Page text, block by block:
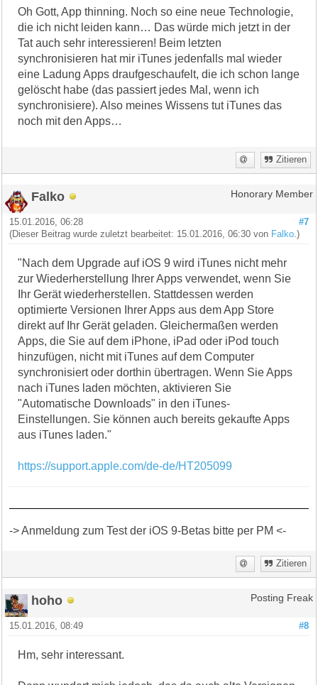
Oh Gott, App thinning. Noch so eine neue Technologie,
die ich nicht leiden kann… Das würde mich jetzt in der
Tat auch sehr interessieren! Beim letzten
synchronisieren hat mir iTunes jedenfalls mal wieder
eine Ladung Apps draufgeschaufelt, die ich schon lange
gelöscht habe (das passiert jedes Mal, wenn ich
synchronisiere). Also meines Wissens tut iTunes das
noch mit den Apps…
Zitieren
Falko Honorary Member
#7
15.01.2016, 06:28
(Dieser Beitrag wurde zuletzt bearbeitet: 15.01.2016, 06:30 von Falko .)
"Nach dem Upgrade auf iOS 9 wird iTunes nicht mehr
zur Wiederherstellung Ihrer Apps verwendet, wenn Sie
Ihr Gerät wiederherstellen. Stattdessen werden
optimierte Versionen Ihrer Apps aus dem App Store
direkt auf Ihr Gerät geladen. Gleichermaßen werden
Apps, die Sie auf dem iPhone, iPad oder iPod touch
hinzufügen, nicht mit iTunes auf dem Computer
synchronisiert oder dorthin übertragen. Wenn Sie Apps
nach iTunes laden möchten, aktivieren Sie
"Automatische Downloads" in den iTunes-
Einstellungen. Sie können auch bereits gekaufte Apps
aus iTunes laden."
https://support.apple.com/de-de/HT205099
-> Anmeldung zum Test der iOS 9-Betas bitte per PM <-
Zitieren
hoho Posting Freak
#8
15.01.2016, 08:49
Hm, sehr interessant.